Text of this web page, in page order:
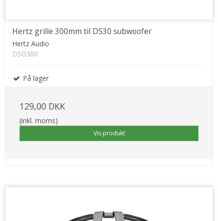
Hertz grille 300mm til DS30 subwoofer
Hertz Audio
DSG300
På lager
129,00 DKK
(inkl. moms)
Vis produkt